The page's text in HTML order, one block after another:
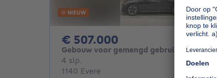
NIEUW
€ 507.000
Gebouw voor gemengd gebruik
4 slp.
1140 Evere